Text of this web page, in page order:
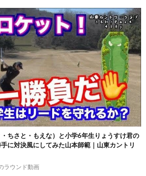
ちさと・もえな）と小学6年生りょうすけ君の
に対決風にしてみた山本師範｜山東カントリ
ラウンド動画